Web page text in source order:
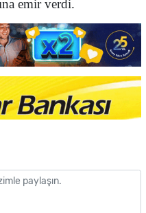
emir verdi.